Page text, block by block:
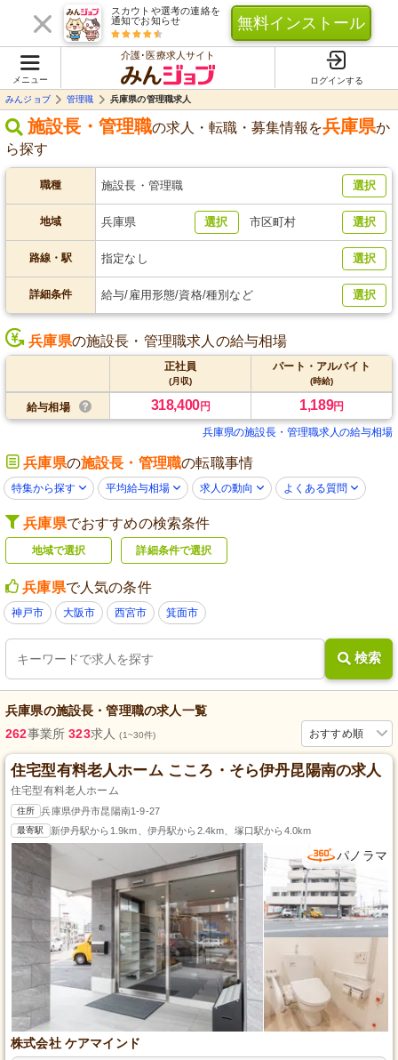
スカウトや選考の連絡を
通知でお知らせ
無料インストール
メニュー
介護･医療求人サイト
ログインする
みんジョブ
管理職 兵庫県の管理職求人
施設長・管理職の求人・転職・募集情報を兵庫県か
ら探す
職種 施設長・管理職 選択
地域 兵庫県 選択 市区町村 選択
路線・駅 指定なし 選択
詳細条件 給与/雇用形態/資格/種別など 選択
兵庫県の施設長・管理職求人の給与相場
正社員
(月収)
パート・アルバイト
(時給)
給与相場 318,400円 1,189円
兵庫県の施設長・管理職求人の給与相場
兵庫県の施設長・管理職の転職事情
特集から探す 平均給与相場 求人の動向 よくある質問
兵庫県でおすすめの検索条件
地域で選択 詳細条件で選択
兵庫県で人気の条件
神戸市 大阪市 西宮市 箕面市
検索
兵庫県の施設長・管理職の求人一覧
おすすめ順
262事業所 323求人(1~30件)
住宅型有料老人ホーム こころ・そら伊丹昆陽南の求人
住宅型有料老人ホーム
住所 兵庫県伊丹市昆陽南1-9-27
最寄駅 新伊丹駅から1.9km、伊丹駅から2.4km、塚口駅から4.0km
パノラマ
株式会社 ケアマインド